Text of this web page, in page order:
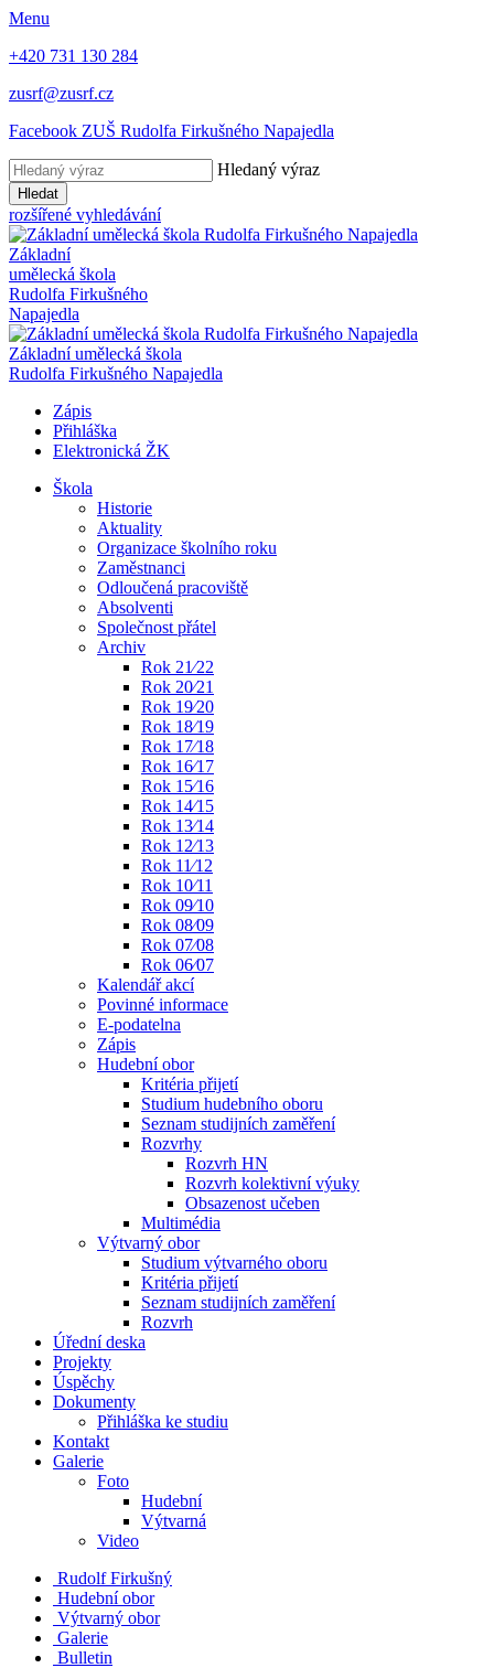
Menu
+420 731 130 284
zusrf@zusrf.cz
Facebook ZUŠ Rudolfa Firkušného Napajedla
Hledaný výraz
Hledat
rozšířené vyhledávání
Základní
umělecká škola
Rudolfa Firkušného
Napajedla
Základní umělecká škola
Rudolfa Firkušného Napajedla
Zápis
Přihláška
Elektronická ŽK
Škola
Historie
Aktuality
Organizace školního roku
Zaměstnanci
Odloučená pracoviště
Absolventi
Společnost přátel
Archiv
Rok 21⁄22
Rok 20⁄21
Rok 19⁄20
Rok 18⁄19
Rok 17⁄18
Rok 16⁄17
Rok 15⁄16
Rok 14⁄15
Rok 13⁄14
Rok 12⁄13
Rok 11⁄12
Rok 10⁄11
Rok 09⁄10
Rok 08⁄09
Rok 07⁄08
Rok 06⁄07
Kalendář akcí
Povinné informace
E-podatelna
Zápis
Hudební obor
Kritéria přijetí
Studium hudebního oboru
Seznam studijních zaměření
Rozvrhy
Rozvrh HN
Rozvrh kolektivní výuky
Obsazenost učeben
Multimédia
Výtvarný obor
Studium výtvarného oboru
Kritéria přijetí
Seznam studijních zaměření
Rozvrh
Úřední deska
Projekty
Úspěchy
Dokumenty
Přihláška ke studiu
Kontakt
Galerie
Foto
Hudební
Výtvarná
Video
Rudolf Firkušný
Hudební obor
Výtvarný obor
Galerie
Bulletin